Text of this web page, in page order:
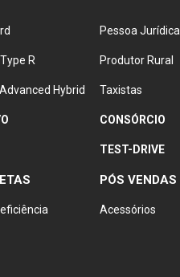
R
Hybrid
Pessoa Jurídica
Produtor Rural
Taxistas
CONSÓRCIO
TEST-DRIVE
PÓS VENDAS
Acessórios